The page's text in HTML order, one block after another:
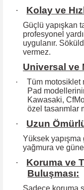
· Kolay ve
Güçlü yapışkan
profesyonel
uygulanır.
vermez.
Universal ve
·
Tüm motosiklet
Pad
Kawasaki,
özel tasarımlar
· Uzun
Yüksek
yağmura ve
·
Koruma ve
Buluşması:
Sadece koruma